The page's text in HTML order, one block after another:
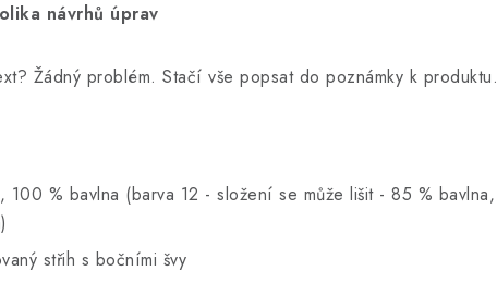
návrhů úprav
Žádný problém. Stačí vše popsat do poznámky k produktu.
100 % bavlna (barva 12 - složení se může lišit - 85 % bavlna,
střih s bočními švy